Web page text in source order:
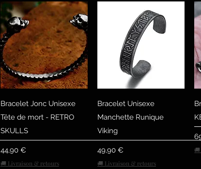
Быстрый просмотр
Bracelet Jonc Unisexe
Tête de mort - RETRO
SKULLS
Цена
44,90 €
🚚 Livraison & retours
Быстрый просмотр
Bracelet Unisexe
Manchette Runique
Viking
Цена
49,90 €
🚚 Livraison & retours